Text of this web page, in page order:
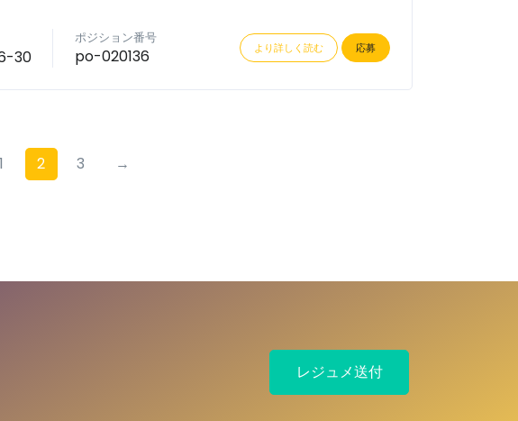
30
ポジション番号
po-020136 より詳しく読む 応募
1 2 3 →
レジュメ送付